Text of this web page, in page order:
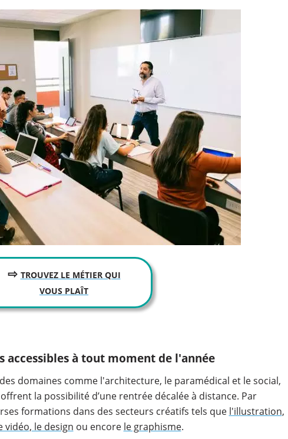
⇨ TROUVEZ LE MÉTIER QUI
VOUS PLAÎT
accessibles à tout moment de l'année
domaines comme l'architecture, le paramédical et le social,
la possibilité d’une rentrée décalée à distance. Par
formations dans des secteurs créatifs tels que l'illustration,
vidéo, le design ou encore le graphisme.